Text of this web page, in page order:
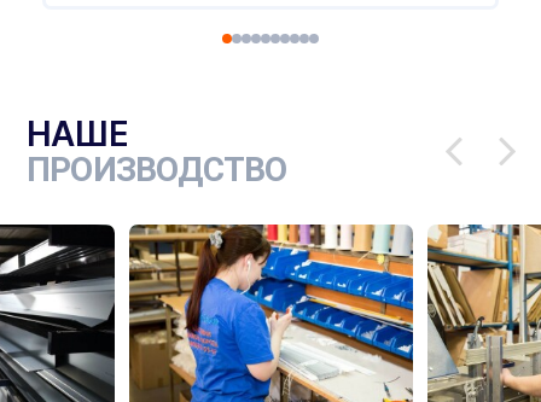
НАШЕ
ПРОИЗВОДСТВО